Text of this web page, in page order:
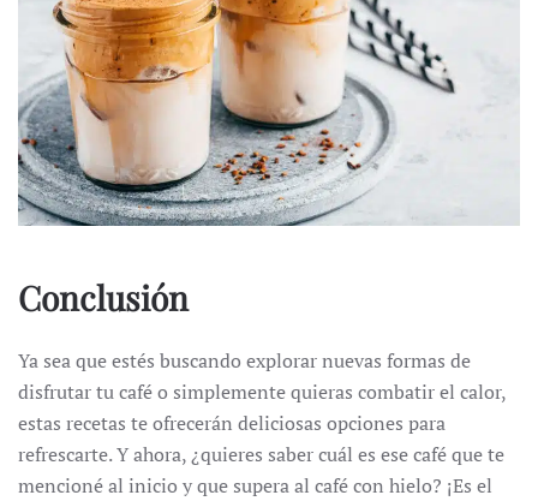
Conclusión
Ya sea que estés buscando explorar nuevas formas de
disfrutar tu café o simplemente quieras combatir el calor,
estas recetas te ofrecerán deliciosas opciones para
refrescarte. Y ahora, ¿quieres saber cuál es ese café que te
mencioné al inicio y que supera al café con hielo? ¡Es el